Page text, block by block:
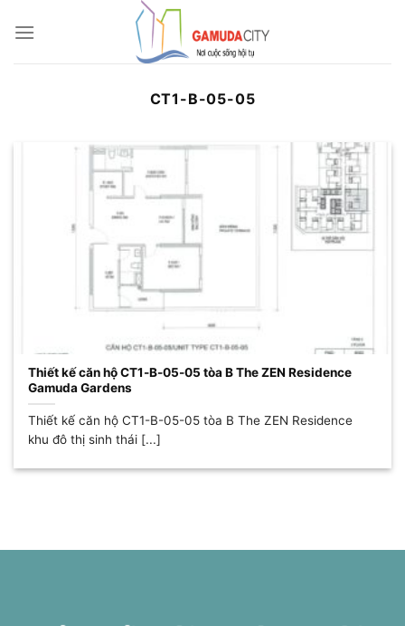
qua
CT1-B-05-05
Thiết kế căn hộ CT1-B-05-05 tòa B The ZEN Residence
Gamuda Gardens
Thiết kế căn hộ CT1-B-05-05 tòa B The ZEN Residence
khu đô thị sinh thái [...]